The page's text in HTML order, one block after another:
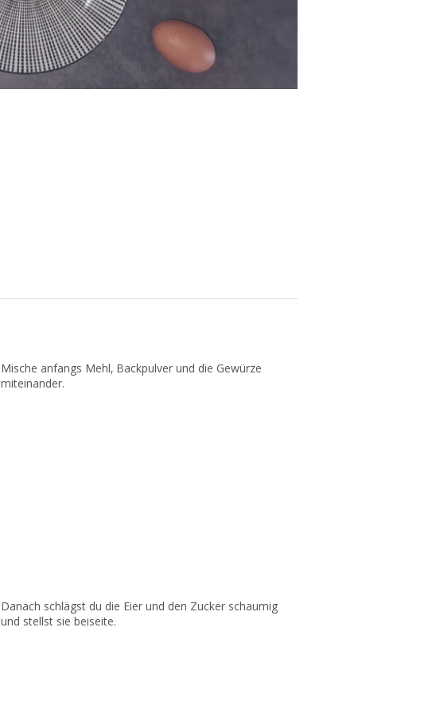
Mische anfangs Mehl, Backpulver und die Gewürze
miteinander.
Danach schlägst du die Eier und den Zucker schaumig
und stellst sie beiseite.